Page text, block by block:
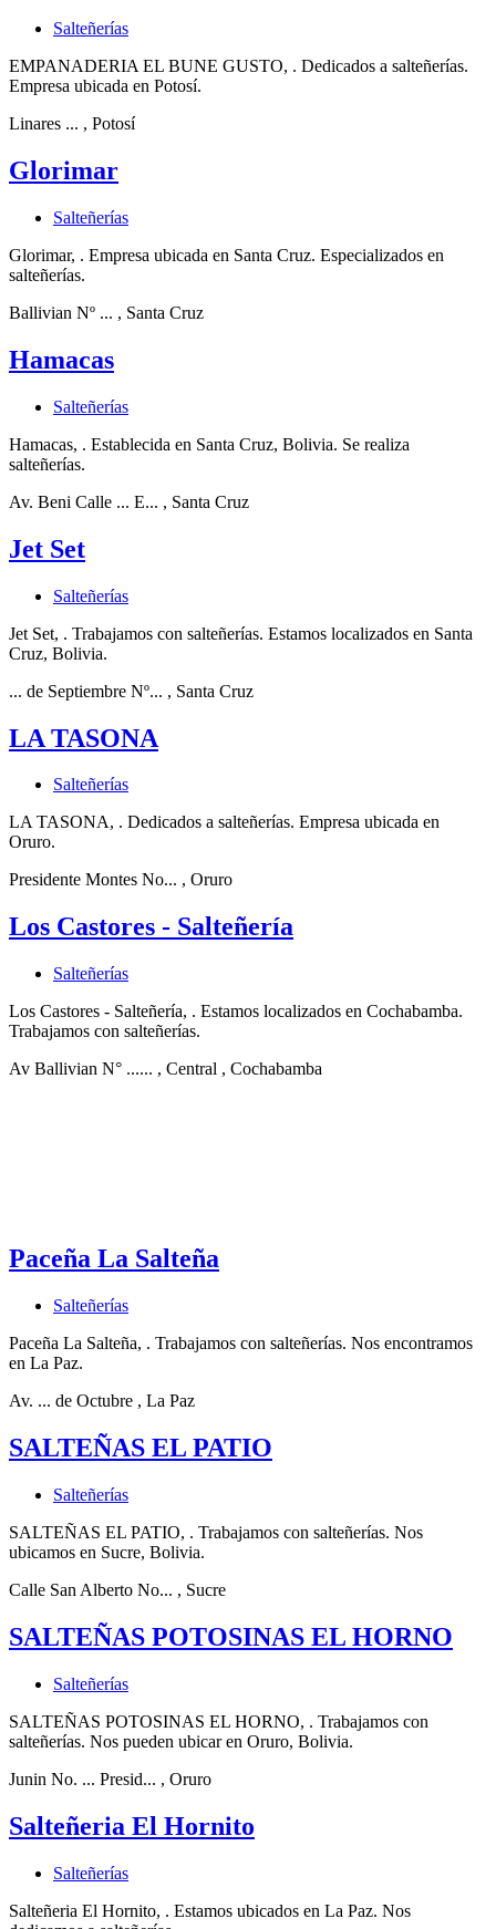
Salteñerías
EMPANADERIA EL BUNE GUSTO, . Dedicados a salteñerías.
Empresa ubicada en Potosí.
Linares ... , Potosí
Glorimar
Salteñerías
Glorimar, . Empresa ubicada en Santa Cruz. Especializados en
salteñerías.
Ballivian Nº ... , Santa Cruz
Hamacas
Salteñerías
Hamacas, . Establecida en Santa Cruz, Bolivia. Se realiza
salteñerías.
Av. Beni Calle ... E... , Santa Cruz
Jet Set
Salteñerías
Jet Set, . Trabajamos con salteñerías. Estamos localizados en Santa
Cruz, Bolivia.
... de Septiembre Nº... , Santa Cruz
LA TASONA
Salteñerías
LA TASONA, . Dedicados a salteñerías. Empresa ubicada en
Oruro.
Presidente Montes No... , Oruro
Los Castores - Salteñería
Salteñerías
Los Castores - Salteñería, . Estamos localizados en Cochabamba.
Trabajamos con salteñerías.
Av Ballivian N° ...... , Central , Cochabamba
Paceña La Salteña
Salteñerías
Paceña La Salteña, . Trabajamos con salteñerías. Nos encontramos
en La Paz.
Av. ... de Octubre , La Paz
SALTEÑAS EL PATIO
Salteñerías
SALTEÑAS EL PATIO, . Trabajamos con salteñerías. Nos
ubicamos en Sucre, Bolivia.
Calle San Alberto No... , Sucre
SALTEÑAS POTOSINAS EL HORNO
Salteñerías
SALTEÑAS POTOSINAS EL HORNO, . Trabajamos con
salteñerías. Nos pueden ubicar en Oruro, Bolivia.
Junin No. ... Presid... , Oruro
Salteñeria El Hornito
Salteñerías
Salteñeria El Hornito, . Estamos ubicados en La Paz. Nos